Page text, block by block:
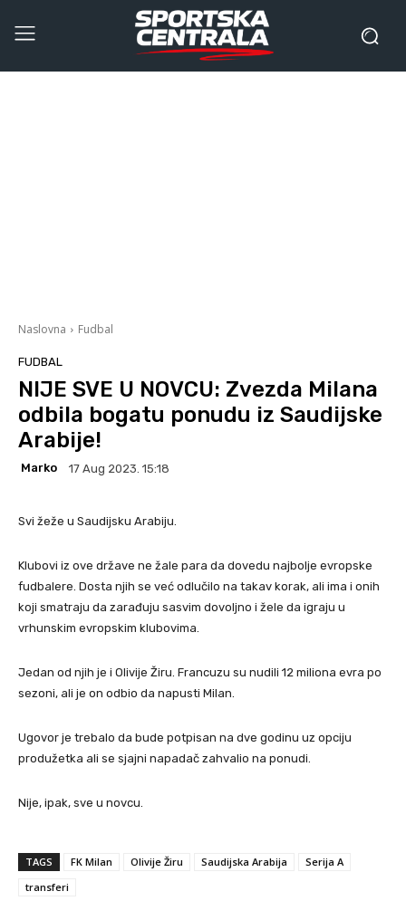
Naslovna Fudbal
FUDBAL
NIJE SVE U NOVCU: Zvezda Milana
odbila bogatu ponudu iz Saudijske
Arabije!
Marko 17 Aug 2023. 15:18
Svi žeže u Saudijsku Arabiju.
Klubovi iz ove države ne žale para da dovedu najbolje evropske
fudbalere. Dosta njih se već odlučilo na takav korak, ali ima i onih
koji smatraju da zarađuju sasvim dovoljno i žele da igraju u
vrhunskim evropskim klubovima.
Jedan od njih je i Olivije Žiru. Francuzu su nudili 12 miliona evra po
sezoni, ali je on odbio da napusti Milan.
Ugovor je trebalo da bude potpisan na dve godinu uz opciju
produžetka ali se sjajni napadač zahvalio na ponudi.
Nije, ipak, sve u novcu.
TAGS FK Milan Olivije Žiru Saudijska Arabija
Serija A
transferi